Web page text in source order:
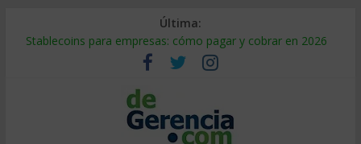
Última:
Stablecoins para empresas: cómo pagar y cobrar en 2026
Despido silencioso: qué es y por qué sale tan caro
IA en selección de personal: cómo auditarla a tiempo
Trabajo forzoso en la cadena de suministro: qué hacer
Mercado hispano de EE. UU.: cómo segmentarlo y venderle